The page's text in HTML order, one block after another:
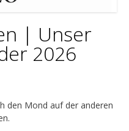
| Unser
2026
den Mond auf der anderen